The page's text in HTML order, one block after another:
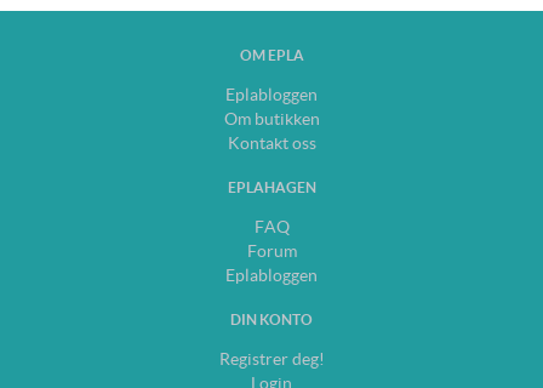
OM EPLA
Eplabloggen
Om butikken
Kontakt oss
EPLAHAGEN
FAQ
Forum
Eplabloggen
DIN KONTO
Registrer deg!
Login